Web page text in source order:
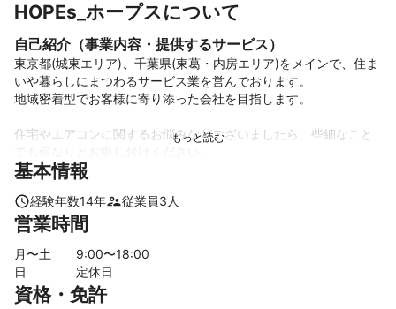
HOPEs_ホープスについて
自己紹介（事業内容・提供するサービス）
東京都(城東エリア)、千葉県(東葛・内房エリア)をメインで、住ま
いや暮らしにまつわるサービス業を営んでおります。
地域密着型でお客様に寄り添った会社を目指します。
住宅やエアコンに関するお悩みなどございましたら、些細なこと
※日曜日は要相談となります
空調設備の取付、メンテナンス(クリーニング)
塗装業、防水業他、住宅のリフォーム関係
アピールポイント
※日曜日は要相談となります
建物(不動産)関連の維持管理やリフォーム業界、大手エアコンメー
基本情報
経験年数14年 従業員3 人
営業時間
月〜土 9:00〜18:00
日
定休日
資格・免許